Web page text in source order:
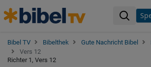
Bibel TV Bibelthek Gute Nachricht Bibel
Vers 12
Richter 1, Vers 12